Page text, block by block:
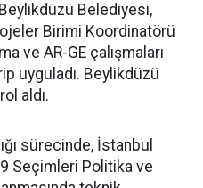
Belediyesi,
Birimi Koordinatörü
ve AR-GE çalışmaları
uyguladı. Beylikdüzü
aldı.
sürecinde, İstanbul
Seçimleri Politika ve